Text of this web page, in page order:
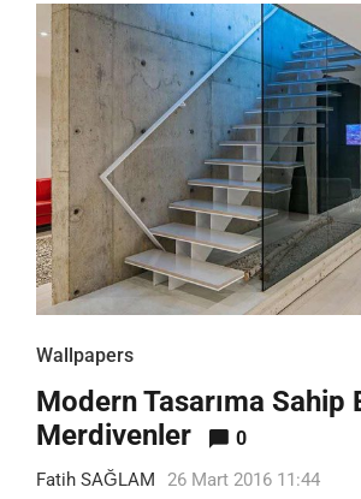
Wallpapers
Modern Tasarıma Sahip
Merdivenler
0
Fatih SAĞLAM 26 Mart 2016 11:44